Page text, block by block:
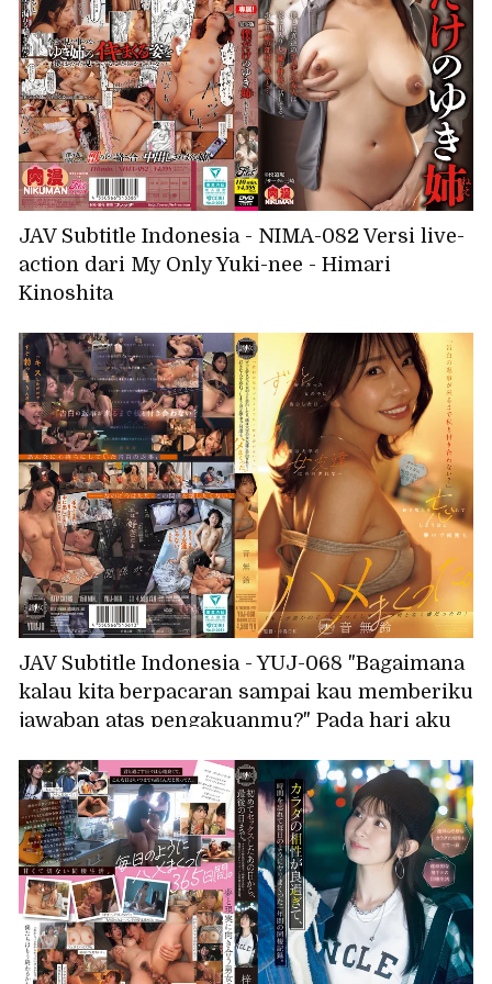
JAV Subtitle Indonesia - NIMA-082 Versi live-
action dari My Only Yuki-nee - Himari
Kinoshita
JAV Subtitle Indonesia - YUJ-068 "Bagaimana
kalau kita berpacaran sampai kau memberiku
jawaban atas pengakuanmu?" Pada hari aku
selalu kusukai, seorang teman perempuan
dari universitas menyatakan perasaannya
padaku... Aku begitu terpikat padanya
sehingga aku lupa tentang gadis yang
kusukai, dan kami berhubungan seks
berulang kali. Otonashi Suzu